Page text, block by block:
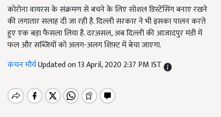
कोरोना वायरस के संक्रमण से बचने के लिए सोशल डिस्टेंसिंग बनाए रखने
की लगातार सलाह दी जा रही है. दिल्ली सरकार ने भी इसका पालन करते
हुए एक बड़ा फैसला लिया है. दरअसल, अब दिल्ली की आजादपुर मंडी में
फल और सब्जियों को अलग-अलग शिफ़्ट में बेचा जाएगा.
कंचन मौर्यUpdated on 13 April, 2020 2:37 PM IST